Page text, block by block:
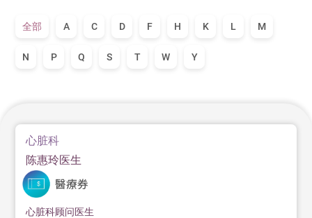
全部 A C D F H K L M
N P Q S T W Y
心脏科
陈惠玲医生
心脏科顾问医生